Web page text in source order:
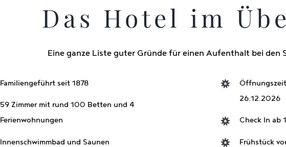
Das Hotel im
Eine ganze Liste guter Gründe für einen Aufenthalt bei den
Familiengeführt seit 1878
59 Zimmer mit rund 100 Betten und 4
Ferienwohnungen
Innenschwimmbad und Saunen
26.12.2026
Check In ab
Frühstück